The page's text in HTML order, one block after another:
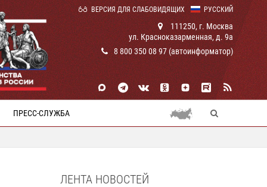
РУССКИЙ
ВЕРСИЯ ДЛЯ СЛАБОВИДЯЩИХ
111250, г. Москва
ул. Красноказарменная, д. 9а
8 800 350 08 97 (автоинформатор)
ПРЕСС-СЛУЖБА
ЛЕНТА НОВОСТЕЙ